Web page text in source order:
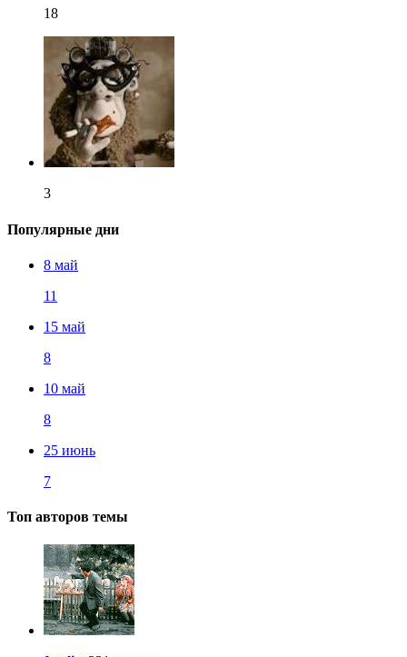
18
3
Популярные дни
8 май
11
15 май
8
10 май
8
25 июнь
7
Топ авторов темы